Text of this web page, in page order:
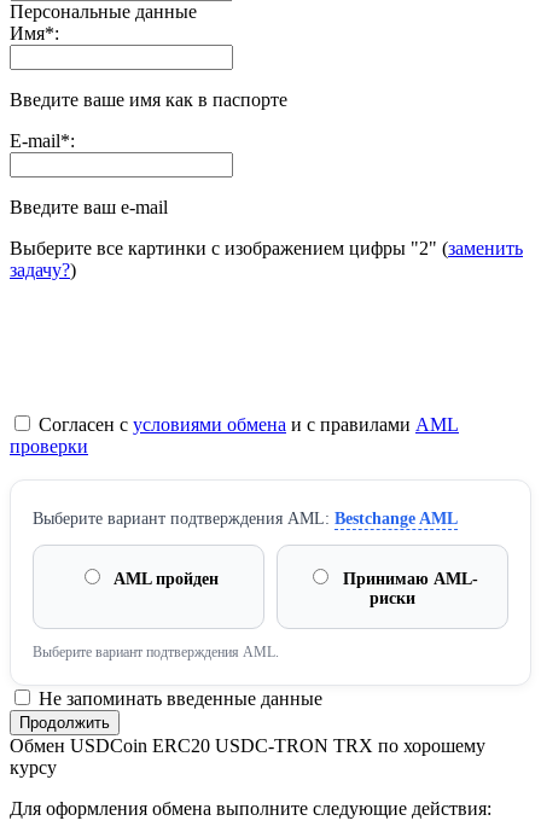
Персональные данные
Имя*:
Введите ваше имя как в паспорте
E-mail*:
Введите ваш e-mail
Выберите все картинки с изображением цифры "2" (заменить
задачу?)
Согласен с условиями обмена и с правилами AML
проверки
Выберите вариант подтверждения AML: Bestchange AML
AML пройден
Принимаю AML-
риски
Выберите вариант подтверждения AML.
Не запоминать введенные данные
Обмен USDCoin ERC20 USDC-TRON TRX по хорошему
курсу
Для оформления обмена выполните следующие действия: